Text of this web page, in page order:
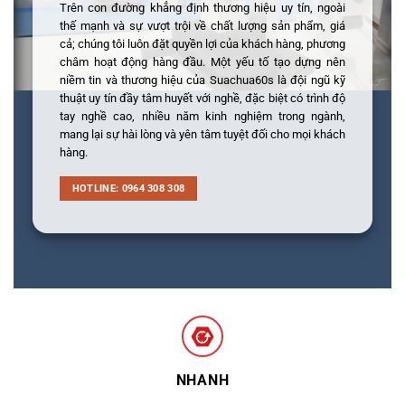
Trên con đường khẳng định thương hiệu uy tín, ngoài
thế mạnh và sự vượt trội về chất lượng sản phẩm, giá
cả; chúng tôi luôn đặt quyền lợi của khách hàng, phương
châm hoạt động hàng đầu. Một yếu tố tạo dựng nên
niềm tin và thương hiệu của Suachua60s là đội ngũ kỹ
thuật uy tín đầy tâm huyết với nghề, đặc biệt có trình độ
tay nghề cao, nhiều năm kinh nghiệm trong ngành,
mang lại sự hài lòng và yên tâm tuyệt đối cho mọi khách
hàng.
HOTLINE: 0964 308 308
NHANH